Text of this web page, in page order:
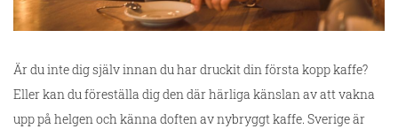
Är du inte dig själv innan du har druckit din första kopp kaffe?
Eller kan du föreställa dig den där härliga känslan av att vakna
upp på helgen och känna doften av nybryggt kaffe. Sverige är